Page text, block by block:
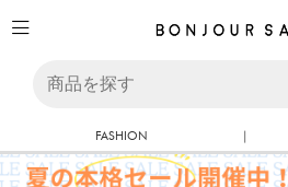
FASHION |